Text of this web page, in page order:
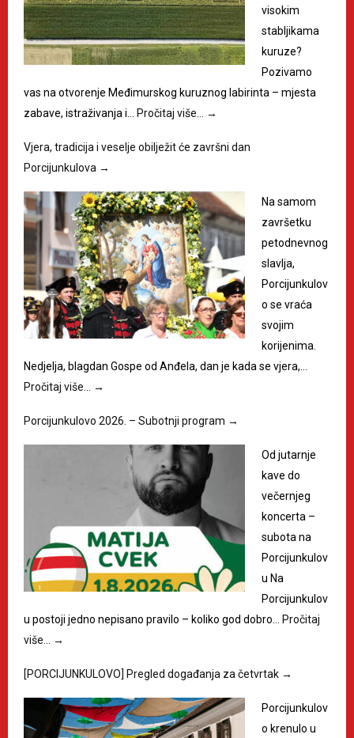
visokim
stabljikama
kuruze?
Pozivamo
vas na otvorenje Međimurskog kuruznog labirinta – mjesta
zabave, istraživanja i…
Pročitaj više… →
Vjera, tradicija i veselje obilježit će završni dan
Porcijunkulova →
Na samom
završetku
petodnevnog
slavlja,
Porcijunkulov
o se vraća
svojim
korijenima.
Nedjelja, blagdan Gospe od Anđela, dan je kada se vjera,…
Pročitaj više…
→
Porcijunkulovo 2026. – Subotnji program →
Od jutarnje
kave do
večernjeg
koncerta –
subota na
Porcijunkulov
u Na
Porcijunkulov
u postoji jedno nepisano pravilo – koliko god dobro…
Pročitaj
više…
→
[PORCIJUNKULOVO] Pregled događanja za četvrtak →
Porcijunkulov
o krenulo u